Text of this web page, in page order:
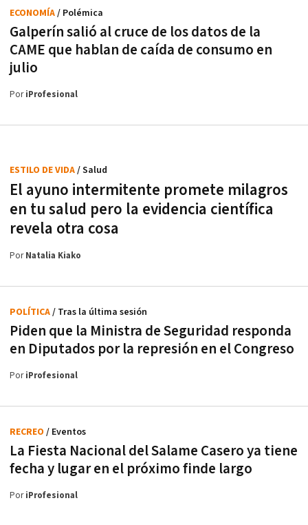
Galperín salió al cruce de los datos de la
CAME que hablan de caída de consumo en
julio
ECONOMÍA/ Polémica
PoriProfesional
El ayuno intermitente promete milagros
en tu salud pero la evidencia científica
revela otra cosa
ESTILO DE VIDA/ Salud
PorNatalia Kiako
Piden que la Ministra de Seguridad responda
en Diputados por la represión en el Congreso
POLÍTICA/ Tras la última sesión
PoriProfesional
La Fiesta Nacional del Salame Casero ya tiene
fecha y lugar en el próximo finde largo
RECREO / Eventos
PoriProfesional